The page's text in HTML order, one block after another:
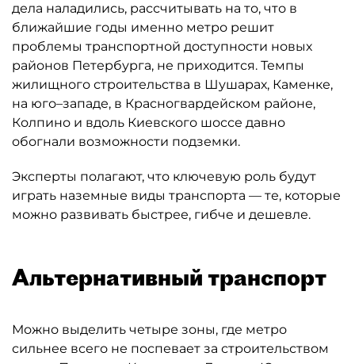
дела наладились, рассчитывать на то, что в
ближайшие годы именно метро решит
проблемы транспортной доступности новых
районов Петербурга, не приходится. Темпы
жилищного строительства в Шушарах, Каменке,
на юго–западе, в Красногвардейском районе,
Колпино и вдоль Киевского шоссе давно
обогнали возможности подземки.
Эксперты полагают, что ключевую роль будут
играть наземные виды транспорта — те, которые
можно развивать быстрее, гибче и дешевле.
Альтернативный транспорт
Можно выделить четыре зоны, где метро
сильнее всего не поспевает за строительством